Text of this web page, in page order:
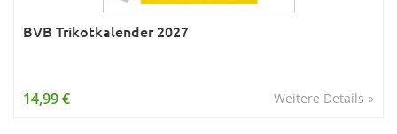
BVB Trikotkalender 2027
Weitere Details »
14,99 €